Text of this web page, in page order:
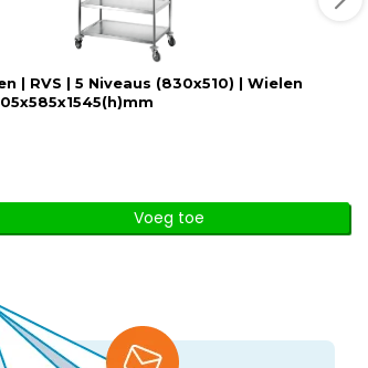
| RVS | 5 Niveaus (830x510) | Wielen
Voeg toe